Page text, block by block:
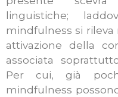
linguistiche;
mindfulness si
attivazione della
associata
Per cui, già
mindfulness